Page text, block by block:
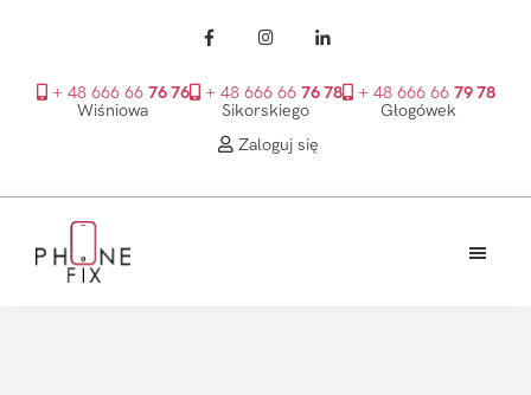
+ 48 666 66 76 76
Wiśniowa
+ 48 666 66 76 78
Sikorskiego
+ 48 666 66 79 78
Głogówek
Zaloguj się
głównego